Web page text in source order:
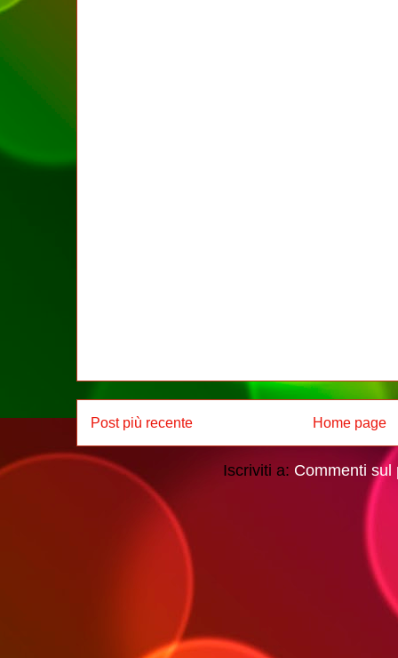
Post più recente Home page
Iscriviti a: Commenti sul